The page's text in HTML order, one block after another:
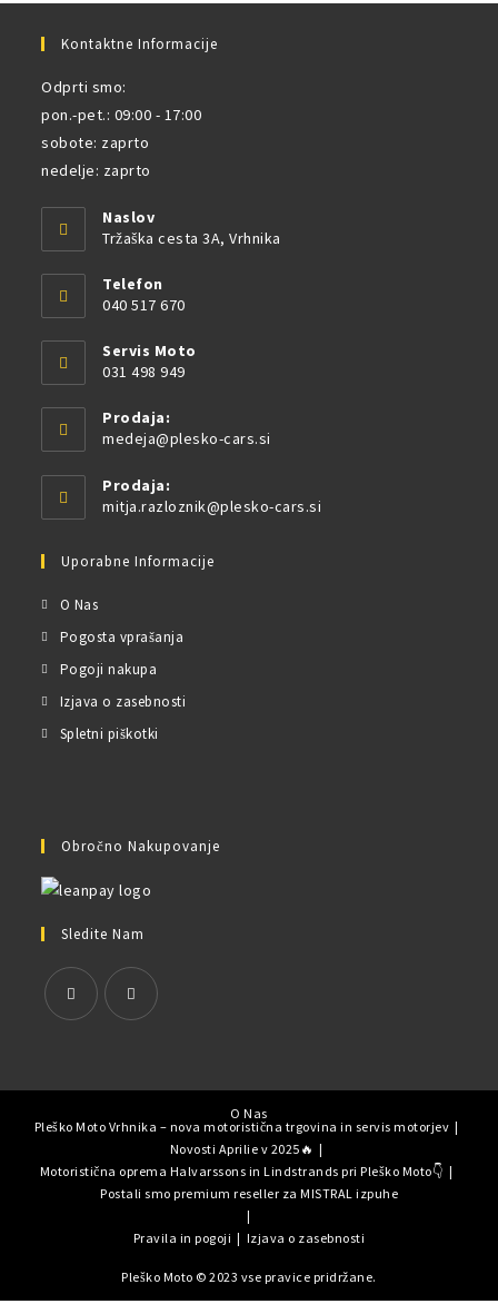
Kontaktne Informacije
Odprti smo:
pon.-pet.: 09:00 - 17:00
sobote: zaprto
nedelje: zaprto
Naslov
Tržaška cesta 3A, Vrhnika
Telefon
040 517 670
Servis Moto
031 498 949
Prodaja:
medeja@plesko-cars.si
Prodaja:
mitja.razloznik@plesko-cars.si
Uporabne Informacije
O Nas
Pogosta vprašanja
Pogoji nakupa
Izjava o zasebnosti
Spletni piškotki
Obročno Nakupovanje
Sledite Nam
O Nas
Pleško Moto Vrhnika – nova motoristična trgovina in servis motorjev
Novosti Aprilie v 2025🔥
Motoristična oprema Halvarssons in Lindstrands pri Pleško Moto👇
Postali smo premium reseller za MISTRAL izpuhe
Pravila in pogoji Izjava o zasebnosti
Pleško Moto © 2023 vse pravice pridržane.